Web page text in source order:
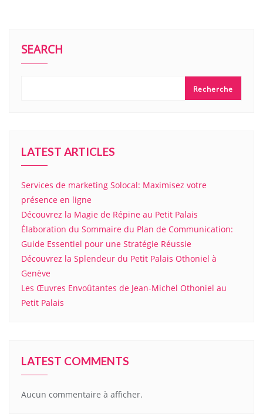
SEARCH
Recherche
LATEST ARTICLES
Services de marketing Solocal: Maximisez votre
présence en ligne
Découvrez la Magie de Répine au Petit Palais
Élaboration du Sommaire du Plan de Communication:
Guide Essentiel pour une Stratégie Réussie
Découvrez la Splendeur du Petit Palais Othoniel à
Genève
Les Œuvres Envoûtantes de Jean-Michel Othoniel au
Petit Palais
LATEST COMMENTS
Aucun commentaire à afficher.